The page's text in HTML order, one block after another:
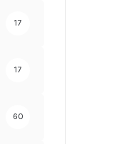
17
17
60